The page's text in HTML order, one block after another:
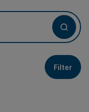
Filter